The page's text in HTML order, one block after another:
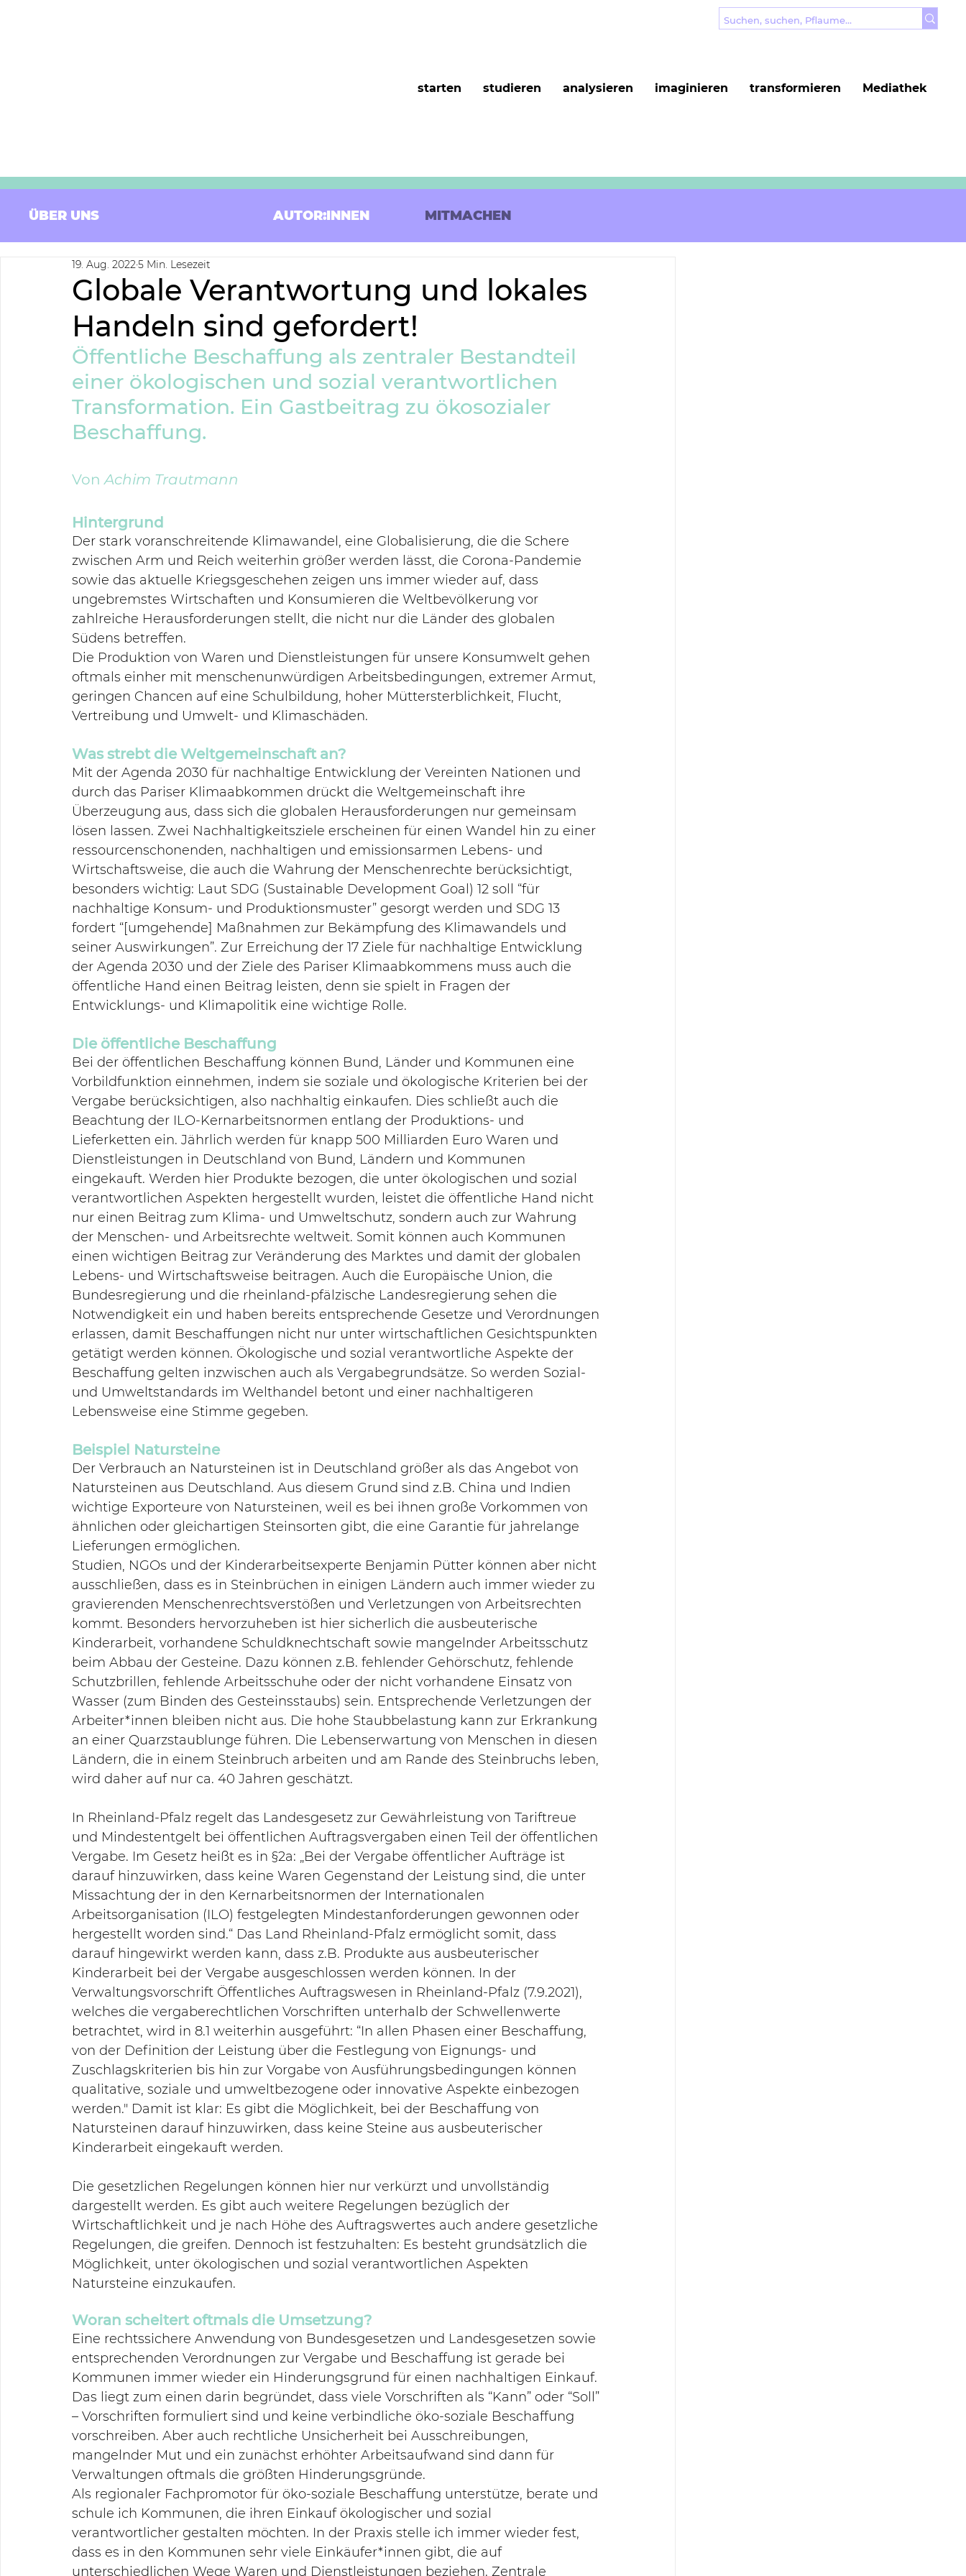
starten studieren analysieren imaginieren transformieren Mediathek
ÜBER UNS AUTOR:INNEN MITMACHEN
Globale Verantwortung und lokales
Handeln sind gefordert!
19. Aug. 20225 Min. Lesezeit
Öffentliche Beschaffung als zentraler Bestandteil
einer ökologischen und sozial verantwortlichen
Transformation. Ein Gastbeitrag zu ökosozialer
Beschaffung.
Von Achim Trautmann
Hintergrund
Der stark voranschreitende Klimawandel, eine Globalisierung, die die Schere
zwischen Arm und Reich weiterhin größer werden lässt, die Corona-Pandemie
sowie das aktuelle Kriegsgeschehen zeigen uns immer wieder auf, dass
ungebremstes Wirtschaften und Konsumieren die Weltbevölkerung vor
zahlreiche Herausforderungen stellt, die nicht nur die Länder des globalen
Südens betreffen.
Die Produktion von Waren und Dienstleistungen für unsere Konsumwelt gehen
oftmals einher mit menschenunwürdigen Arbeitsbedingungen, extremer Armut,
geringen Chancen auf eine Schulbildung, hoher Müttersterblichkeit, Flucht,
Vertreibung und Umwelt- und Klimaschäden.
Was strebt die Weltgemeinschaft an?
Mit der Agenda 2030 für nachhaltige Entwicklung der Vereinten Nationen und
durch das Pariser Klimaabkommen drückt die Weltgemeinschaft ihre
Überzeugung aus, dass sich die globalen Herausforderungen nur gemeinsam
lösen lassen. Zwei Nachhaltigkeitsziele erscheinen für einen Wandel hin zu einer
ressourcenschonenden, nachhaltigen und emissionsarmen Lebens- und
Wirtschaftsweise, die auch die Wahrung der Menschenrechte berücksichtigt,
besonders wichtig: Laut SDG (Sustainable Development Goal) 12 soll “für
nachhaltige Konsum- und Produktionsmuster” gesorgt werden und SDG 13
fordert “[umgehende] Maßnahmen zur Bekämpfung des Klimawandels und
seiner Auswirkungen”. Zur Erreichung der 17 Ziele für nachhaltige Entwicklung
der Agenda 2030 und der Ziele des Pariser Klimaabkommens muss auch die
öffentliche Hand einen Beitrag leisten, denn sie spielt in Fragen der
Entwicklungs- und Klimapolitik eine wichtige Rolle.
Die öffentliche Beschaffung
Bei der öffentlichen Beschaffung können Bund, Länder und Kommunen eine
Vorbildfunktion einnehmen, indem sie soziale und ökologische Kriterien bei der
Vergabe berücksichtigen, also nachhaltig einkaufen. Dies schließt auch die
Beachtung der ILO-Kernarbeitsnormen entlang der Produktions- und
Lieferketten ein. Jährlich werden für knapp 500 Milliarden Euro Waren und
Dienstleistungen in Deutschland von Bund, Ländern und Kommunen
eingekauft. Werden hier Produkte bezogen, die unter ökologischen und sozial
verantwortlichen Aspekten hergestellt wurden, leistet die öffentliche Hand nicht
nur einen Beitrag zum Klima- und Umweltschutz, sondern auch zur Wahrung
der Menschen- und Arbeitsrechte weltweit. Somit können auch Kommunen
einen wichtigen Beitrag zur Veränderung des Marktes und damit der globalen
Lebens- und Wirtschaftsweise beitragen. Auch die Europäische Union, die
Bundesregierung und die rheinland-pfälzische Landesregierung sehen die
Notwendigkeit ein und haben bereits entsprechende Gesetze und Verordnungen
erlassen, damit Beschaffungen nicht nur unter wirtschaftlichen Gesichtspunkten
getätigt werden können. Ökologische und sozial verantwortliche Aspekte der
Beschaffung gelten inzwischen auch als Vergabegrundsätze. So werden Sozial-
und Umweltstandards im Welthandel betont und einer nachhaltigeren
Lebensweise eine Stimme gegeben.
Beispiel Natursteine
Der Verbrauch an Natursteinen ist in Deutschland größer als das Angebot von
Natursteinen aus Deutschland. Aus diesem Grund sind z.B. China und Indien
wichtige Exporteure von Natursteinen, weil es bei ihnen große Vorkommen von
ähnlichen oder gleichartigen Steinsorten gibt, die eine Garantie für jahrelange
Lieferungen ermöglichen.
Studien, NGOs und der Kinderarbeitsexperte Benjamin Pütter können aber nicht
ausschließen, dass es in Steinbrüchen in einigen Ländern auch immer wieder zu
gravierenden Menschenrechtsverstößen und Verletzungen von Arbeitsrechten
kommt. Besonders hervorzuheben ist hier sicherlich die ausbeuterische
Kinderarbeit, vorhandene Schuldknechtschaft sowie mangelnder Arbeitsschutz
beim Abbau der Gesteine. Dazu können z.B. fehlender Gehörschutz, fehlende
Schutzbrillen, fehlende Arbeitsschuhe oder der nicht vorhandene Einsatz von
Wasser (zum Binden des Gesteinsstaubs) sein. Entsprechende Verletzungen der
Arbeiter*innen bleiben nicht aus. Die hohe Staubbelastung kann zur Erkrankung
an einer Quarzstaublunge führen. Die Lebenserwartung von Menschen in diesen
Ländern, die in einem Steinbruch arbeiten und am Rande des Steinbruchs leben,
wird daher auf nur ca. 40 Jahren geschätzt.
In Rheinland-Pfalz regelt das Landesgesetz zur Gewährleistung von Tariftreue
und Mindestentgelt bei öffentlichen Auftragsvergaben einen Teil der öffentlichen
Vergabe. Im Gesetz heißt es in §2a: „Bei der Vergabe öffentlicher Aufträge ist
darauf hinzuwirken, dass keine Waren Gegenstand der Leistung sind, die unter
Missachtung der in den Kernarbeitsnormen der Internationalen
Arbeitsorganisation (ILO) festgelegten Mindestanforderungen gewonnen oder
hergestellt worden sind.“ Das Land Rheinland-Pfalz ermöglicht somit, dass
darauf hingewirkt werden kann, dass z.B. Produkte aus ausbeuterischer
Kinderarbeit bei der Vergabe ausgeschlossen werden können. In der
Verwaltungsvorschrift Öffentliches Auftragswesen in Rheinland-Pfalz (7.9.2021),
welches die vergaberechtlichen Vorschriften unterhalb der Schwellenwerte
betrachtet, wird in 8.1 weiterhin ausgeführt: “In allen Phasen einer Beschaffung,
von der Definition der Leistung über die Festlegung von Eignungs- und
Zuschlagskriterien bis hin zur Vorgabe von Ausführungsbedingungen können
qualitative, soziale und umweltbezogene oder innovative Aspekte einbezogen
werden." Damit ist klar: Es gibt die Möglichkeit, bei der Beschaffung von
Natursteinen darauf hinzuwirken, dass keine Steine aus ausbeuterischer
Kinderarbeit eingekauft werden.
Die gesetzlichen Regelungen können hier nur verkürzt und unvollständig
dargestellt werden. Es gibt auch weitere Regelungen bezüglich der
Wirtschaftlichkeit und je nach Höhe des Auftragswertes auch andere gesetzliche
Regelungen, die greifen. Dennoch ist festzuhalten: Es besteht grundsätzlich die
Möglichkeit, unter ökologischen und sozial verantwortlichen Aspekten
Natursteine einzukaufen.
Woran scheitert oftmals die Umsetzung?
Eine rechtssichere Anwendung von Bundesgesetzen und Landesgesetzen sowie
entsprechenden Verordnungen zur Vergabe und Beschaffung ist gerade bei
Kommunen immer wieder ein Hinderungsgrund für einen nachhaltigen Einkauf.
Das liegt zum einen darin begründet, dass viele Vorschriften als “Kann” oder “Soll”
– Vorschriften formuliert sind und keine verbindliche öko-soziale Beschaffung
vorschreiben. Aber auch rechtliche Unsicherheit bei Ausschreibungen,
mangelnder Mut und ein zunächst erhöhter Arbeitsaufwand sind dann für
Verwaltungen oftmals die größten Hinderungsgründe.
Als regionaler Fachpromotor für öko-soziale Beschaffung unterstütze, berate und
schule ich Kommunen, die ihren Einkauf ökologischer und sozial
verantwortlicher gestalten möchten. In der Praxis stelle ich immer wieder fest,
dass es in den Kommunen sehr viele Einkäufer*innen gibt, die auf
unterschiedlichen Wege Waren und Dienstleistungen beziehen. Zentrale